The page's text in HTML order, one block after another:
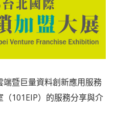
暨巨量資料創新應用服務
101EIP）的服務分享與介